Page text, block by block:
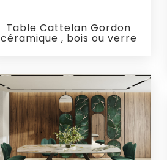
Table Cattelan Gordon
céramique , bois ou verre